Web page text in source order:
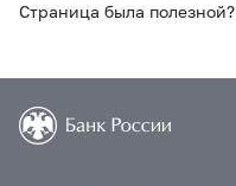
Страница была полезной?